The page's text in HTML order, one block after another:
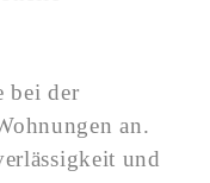
bei der
an.
und